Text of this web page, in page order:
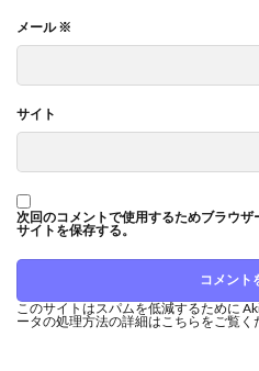
メール※
サイト
次回のコメントで使用するためブラウザ
サイトを保存する。
このサイトはスパムを低減するために
ータの処理方法の詳細はこちらをご覧く